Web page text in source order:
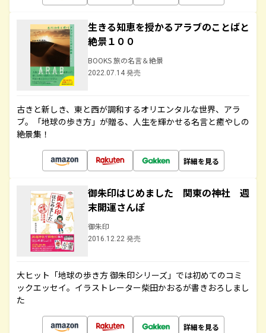
生きる知恵を授かるアラブのことばと
絶景１００
BOOKS 旅の名言＆絶景
2022.07.14 発売
古きと新しき、東と西が調和するオリエンタルな世界、アラ
ブ。「地球の歩き方」が贈る、人生を輝かせる名言と癒やしの
絶景集！
詳細を見る
御朱印はじめました 関東の神社 週
末開運さんぽ
御朱印
2016.12.22 発売
大ヒット「地球の歩き方 御朱印シリーズ」では初めてのコミ
ックエッセイ。イラストレーター柴田かおるが書きおろしまし
た
詳細を見る